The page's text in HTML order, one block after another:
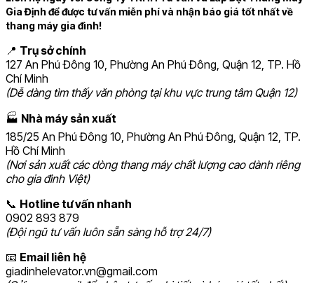
Gia Định để được tư vấn miễn phí và nhận báo giá tốt nhất về
thang máy gia đình!
📍 Trụ sở chính
127 An Phú Đông 10, Phường An Phú Đông, Quận 12, TP. Hồ
Chí Minh
(Dễ dàng tìm thấy văn phòng tại khu vực trung tâm Quận 12)
🏭 Nhà máy sản xuất
185/25 An Phú Đông 10, Phường An Phú Đông, Quận 12, TP.
Hồ Chí Minh
(Nơi sản xuất các dòng thang máy chất lượng cao dành riêng
cho gia đình Việt)
📞 Hotline tư vấn nhanh
0902 893 879
(Đội ngũ tư vấn luôn sẵn sàng hỗ trợ 24/7)
📧 Email liên hệ
giadinhelevator.vn@gmail.com